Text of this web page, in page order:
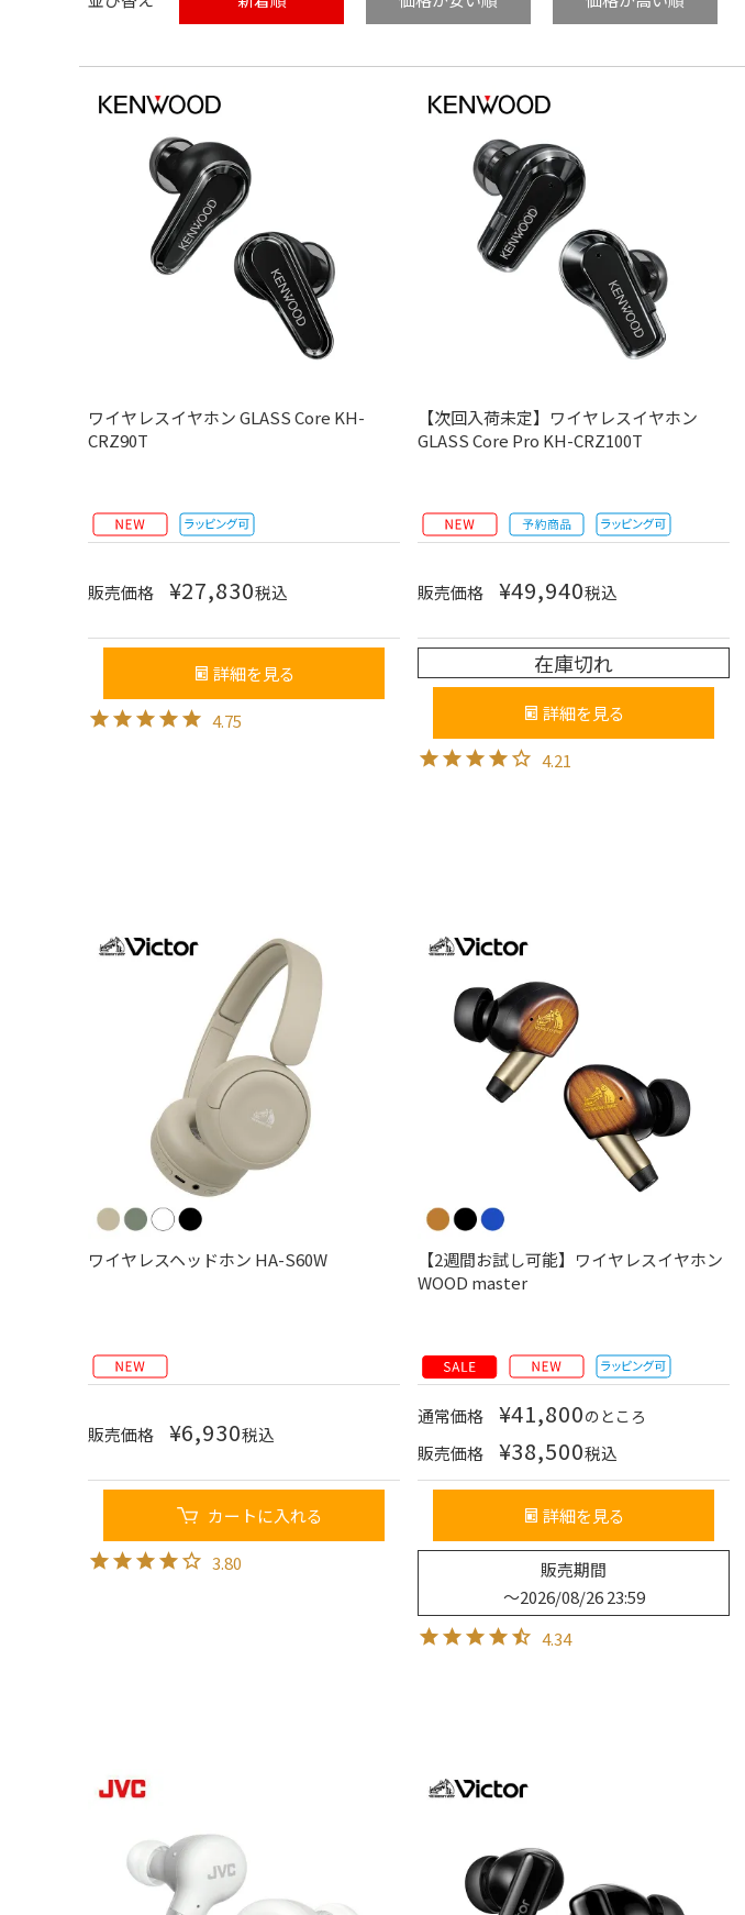
ワイヤレスイヤホン GLASS Core KH-
CRZ90T
販売価格 ¥27,830税込
詳細を見る
4.75
【次回入荷未定】ワイヤレスイヤホン
GLASS Core Pro KH-CRZ100T
販売価格 ¥49,940税込
在庫切れ
詳細を見る
4.21
ワイヤレスヘッドホン HA-S60W
販売価格 ¥6,930税込
カートに入れる
3.80
【2週間お試し可能】ワイヤレスイヤホン
WOOD master
通常価格 ¥41,800のところ
販売価格 ¥38,500税込
詳細を見る
販売期間
〜2026/08/26 23:59
4.34